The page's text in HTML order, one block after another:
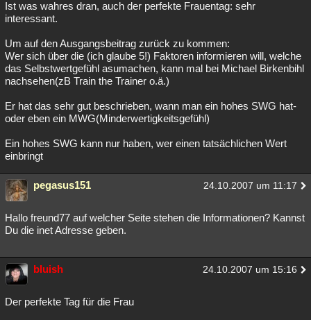
Ist was wahres dran, auch der perfekte Frauentag: sehr
interessant.
Um auf den Ausgangsbeitrag zurück zu kommen:
Wer sich über die (ich glaube 5!) Faktoren informieren will, welche
das Selbstwertgefühl asumachen, kann mal bei Michael Birkenbihl
nachsehen(zB Train the Trainer o.ä.)
Er hat das sehr gut beschrieben, wann man ein hohes SWG hat-
oder eben ein MWG(Minderwertigkeitsgefühl)
Ein hohes SWG kann nur haben, wer einen tatsächlichen Wert
einbringt
pegasus151 24.10.2007 um 11:17
Hallo freund77 auf welcher Seite stehen die Informationen? Kannst
Du die inet Adresse geben.
bluish 24.10.2007 um 15:16
Der perfekte Tag für die Frau